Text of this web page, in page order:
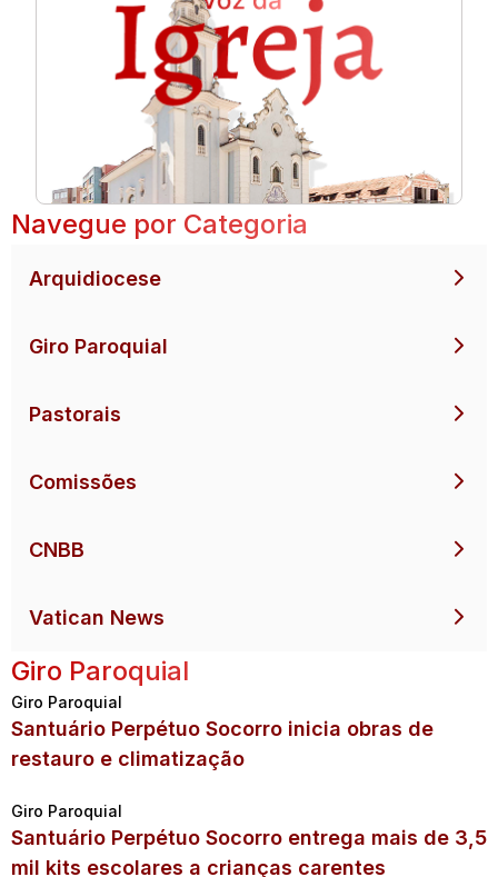
Navegue por Categoria
Arquidiocese
Giro Paroquial
Pastorais
Comissões
CNBB
Vatican News
Giro Paroquial
Giro Paroquial
Santuário Perpétuo Socorro inicia obras de
restauro e climatização
Giro Paroquial
Santuário Perpétuo Socorro entrega mais de 3,5
mil kits escolares a crianças carentes